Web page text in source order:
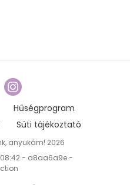
Hűségprogram
Süti tájékoztató
anyukám! 2026
- a8aa6a9e -